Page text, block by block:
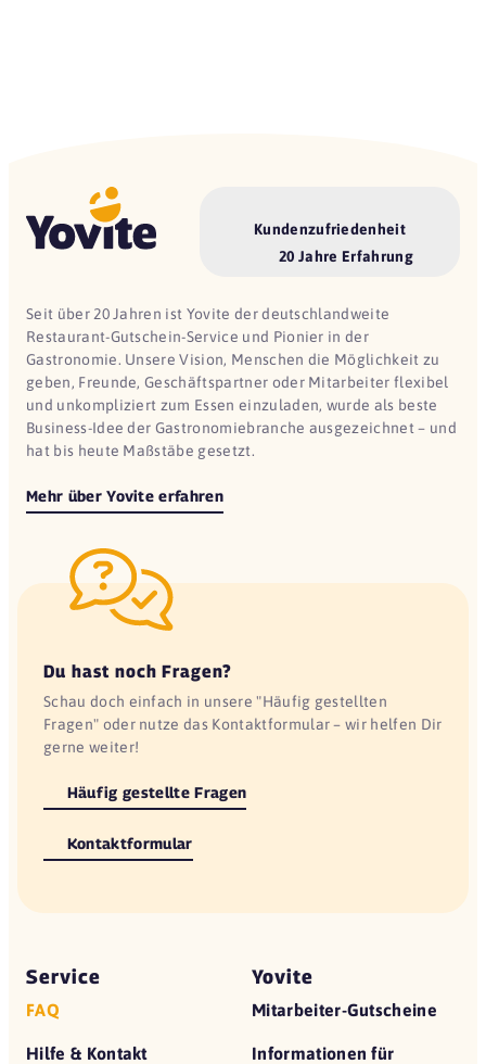
Kundenzufriedenheit
20 Jahre Erfahrung
Seit über 20 Jahren ist Yovite der deutschlandweite
Restaurant-Gutschein-Service und Pionier in der
Gastronomie. Unsere Vision, Menschen die Möglichkeit zu
geben, Freunde, Geschäftspartner oder Mitarbeiter flexibel
und unkompliziert zum Essen einzuladen, wurde als beste
Business-Idee der Gastronomiebranche ausgezeichnet – und
hat bis heute Maßstäbe gesetzt.
Mehr über Yovite erfahren
Du hast noch Fragen?
Schau doch einfach in unsere "Häufig gestellten
Fragen" oder nutze das Kontaktformular – wir helfen Dir
gerne weiter!
Häufig gestellte Fragen
Kontaktformular
Service
FAQ
Hilfe & Kontakt
Yovite
Mitarbeiter-Gutscheine
Informationen für